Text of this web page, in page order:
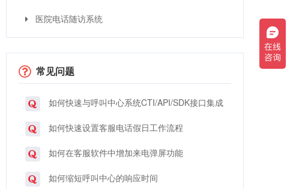
医院电话随访系统
常见问题
如何快速与呼叫中心系统CTI/API/SDK接口集成
如何快速设置客服电话假日工作流程
如何在客服软件中增加来电弹屏功能
如何缩短呼叫中心的响应时间